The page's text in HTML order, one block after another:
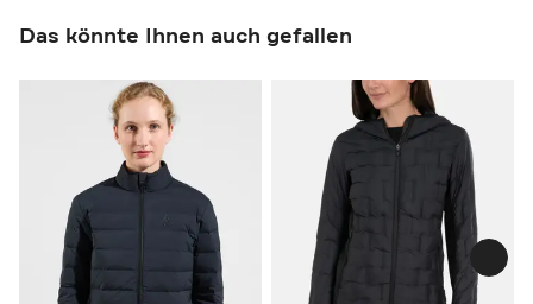
Das könnte Ihnen auch gefallen